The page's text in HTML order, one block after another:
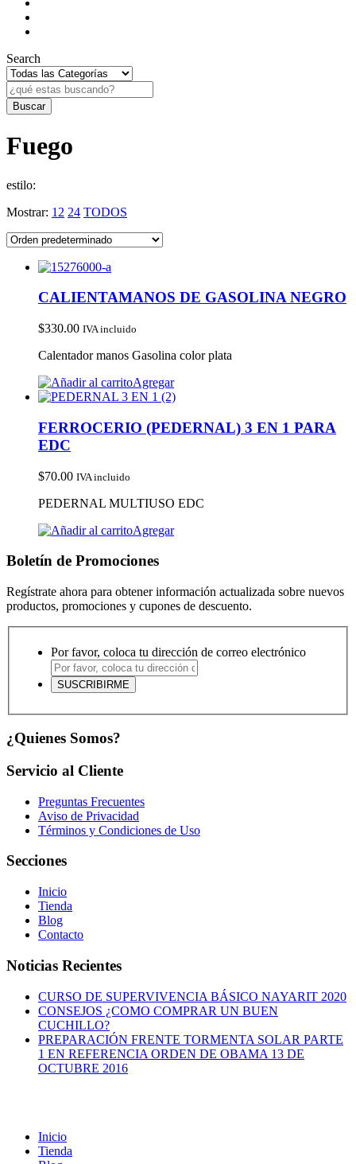
Search
Fuego
estilo:
Mostrar: 12 24 TODOS
CALIENTAMANOS DE GASOLINA NEGRO
$330.00 IVA incluido
Calentador manos Gasolina color plata
Agregar
FERROCERIO (PEDERNAL) 3 EN 1 PARA
EDC
$70.00 IVA incluido
PEDERNAL MULTIUSO EDC
Agregar
Boletín de Promociones
Regístrate ahora para obtener información actualizada sobre nuevos
productos, promociones y cupones de descuento.
Por favor, coloca tu dirección de correo electrónico
¿Quienes Somos?
Servicio al Cliente
Preguntas Frecuentes
Aviso de Privacidad
Términos y Condiciones de Uso
Secciones
Inicio
Tienda
Blog
Contacto
Noticias Recientes
CURSO DE SUPERVIVENCIA BÁSICO NAYARIT 2020
CONSEJOS ¿COMO COMPRAR UN BUEN
CUCHILLO?
PREPARACIÓN FRENTE TORMENTA SOLAR PARTE
1 EN REFERENCIA ORDEN DE OBAMA 13 DE
OCTUBRE 2016
Inicio
Tienda